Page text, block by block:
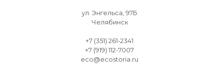
ул. Энгельса, 97Б
Челябинск
+7 (351) 261-2341
+7 (919) 112-7007
eco@ecostoria.ru